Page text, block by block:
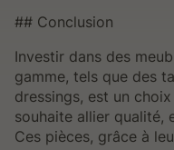
## Conclusion
Investir dans des
gamme, tels que des
dressings, est un
souhaite allier qualité,
Ces pièces, grâce à